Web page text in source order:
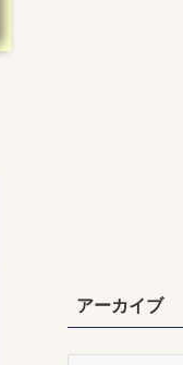
アーカイブ